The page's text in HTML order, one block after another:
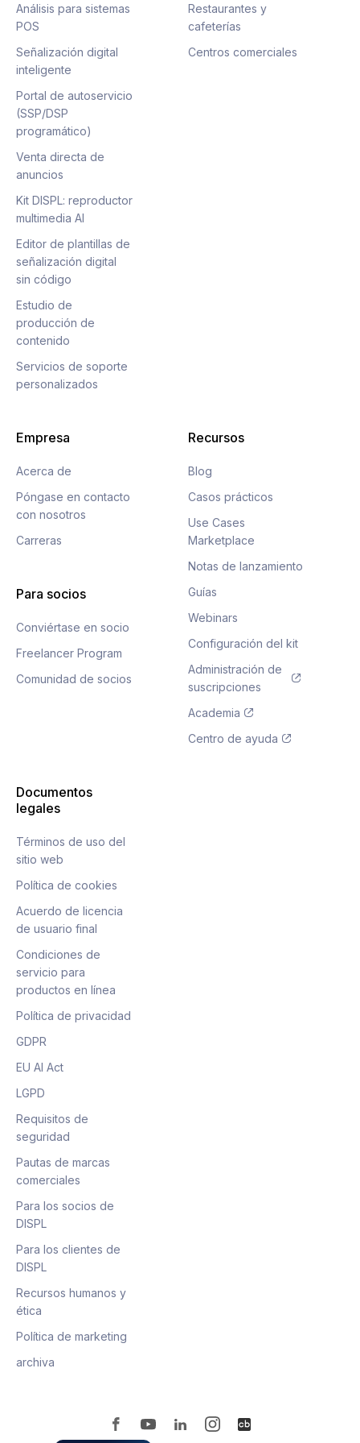
Análisis para sistemas
POS
Señalización digital
inteligente
Portal de autoservicio
(SSP/DSP
programático)
Venta directa de
anuncios
Kit DISPL: reproductor
multimedia AI
Editor de plantillas de
señalización digital
sin código
Estudio de
producción de
contenido
Servicios de soporte
personalizados
Restaurantes y
cafeterías
Centros comerciales
Empresa
Acerca de
Póngase en contacto
con nosotros
Carreras
Para socios
Conviértase en socio
Freelancer Program
Comunidad de socios
Recursos
Blog
Casos prácticos
Use Cases
Marketplace
Notas de lanzamiento
Guías
Webinars
Configuración del kit
Administración de
suscripciones
Academia
Centro de ayuda
Documentos
legales
Términos de uso del
sitio web
Política de cookies
Acuerdo de licencia
de usuario final
Condiciones de
servicio para
productos en línea
Política de privacidad
GDPR
EU AI Act
LGPD
Requisitos de
seguridad
Pautas de marcas
comerciales
Para los socios de
DISPL
Para los clientes de
DISPL
Recursos humanos y
ética
Política de marketing
archiva